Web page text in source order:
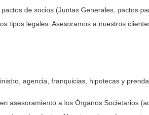
de socios (Juntas Generales, pactos
tipos legales. Asesoramos a nuestros
agencia, franquicias, hipotecas y
asesoramiento a los Órganos Societarios